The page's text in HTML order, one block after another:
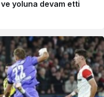
yoluna devam etti